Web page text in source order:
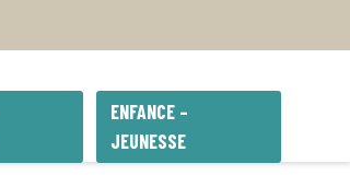
ENFANCE –
JEUNESSE